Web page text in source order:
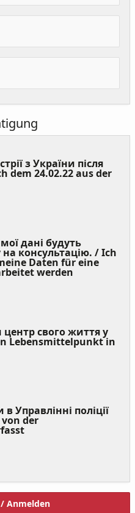
з України після
dem 24.02.22 aus der
дані будуть
консультацію. / Ich
Daten für eine
werden
центр свого життя у
Lebensmittelpunkt in
Управлінні поліції
der
Anmelden